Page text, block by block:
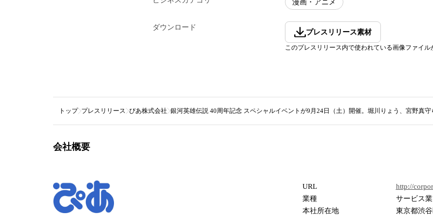
漫画・アニメ
ダウンロード
プレスリリース素材
このプレスリリース内で使われている画像ファイ
トップ プレスリリース ぴあ株式会社 銀河英雄伝説 40周年記念 スペシャルイベントが9月24日（土）開催。堀川りょう、宮野真守
会社概要
URL
http://
業種
サービス業
本社所在地
東京都渋